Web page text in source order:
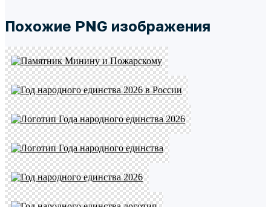
Похожие PNG изображения